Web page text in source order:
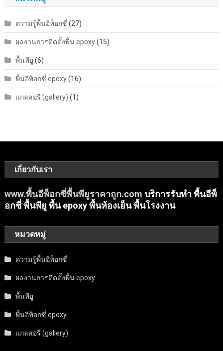
ความรู้พื้นอีพ็อกซี่ (27)
ผลงานการติดตั้งพื้น epoxy(15)
พื้นพียู (6)
พื้นอีพ็อกซี่ epoxy(16)
แกลลอรี่ (gallery) (1)
เกี่ยวกับเรา
www.พื้นอีพ็อกซี่พื้นพียูราคาถูก.com บริการรับทำ พื้นอีพ็
อกซี่ พื้นพียู พื้น epoxy พื้นห้องเย็น พื้นโรงงาน
หมวดหมู่
ความรู้พื้นอีพ็อกซี่
ผลงานการติดตั้งพื้น epoxy
พื้นพียู
พื้นอีพ็อกซี่ epoxy
แกลลอรี่ (gallery)